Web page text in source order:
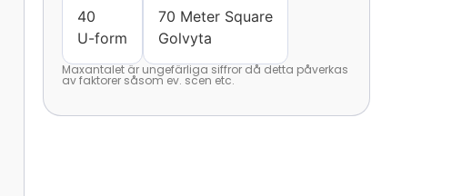
40
U-form
70 Meter Square
Golvyta
Maxantalet är ungefärliga siffror då detta påverkas
av faktorer såsom ev. scen etc.